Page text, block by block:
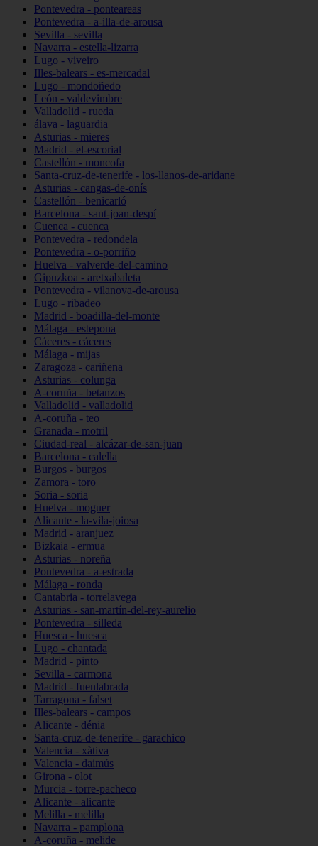
Pontevedra - ponteareas
Pontevedra - a-illa-de-arousa
Sevilla - sevilla
Navarra - estella-lizarra
Lugo - viveiro
Illes-balears - es-mercadal
Lugo - mondoñedo
León - valdevimbre
Valladolid - rueda
álava - laguardia
Asturias - mieres
Madrid - el-escorial
Castellón - moncofa
Santa-cruz-de-tenerife - los-llanos-de-aridane
Asturias - cangas-de-onís
Castellón - benicarló
Barcelona - sant-joan-despí
Cuenca - cuenca
Pontevedra - redondela
Pontevedra - o-porriño
Huelva - valverde-del-camino
Gipuzkoa - aretxabaleta
Pontevedra - vilanova-de-arousa
Lugo - ribadeo
Madrid - boadilla-del-monte
Málaga - estepona
Cáceres - cáceres
Málaga - mijas
Zaragoza - cariñena
Asturias - colunga
A-coruña - betanzos
Valladolid - valladolid
A-coruña - teo
Granada - motril
Ciudad-real - alcázar-de-san-juan
Barcelona - calella
Burgos - burgos
Zamora - toro
Soria - soria
Huelva - moguer
Alicante - la-vila-joiosa
Madrid - aranjuez
Bizkaia - ermua
Asturias - noreña
Pontevedra - a-estrada
Málaga - ronda
Cantabria - torrelavega
Asturias - san-martín-del-rey-aurelio
Pontevedra - silleda
Huesca - huesca
Lugo - chantada
Madrid - pinto
Sevilla - carmona
Madrid - fuenlabrada
Tarragona - falset
Illes-balears - campos
Alicante - dénia
Santa-cruz-de-tenerife - garachico
Valencia - xàtiva
Valencia - daimús
Girona - olot
Murcia - torre-pacheco
Alicante - alicante
Melilla - melilla
Navarra - pamplona
A-coruña - melide